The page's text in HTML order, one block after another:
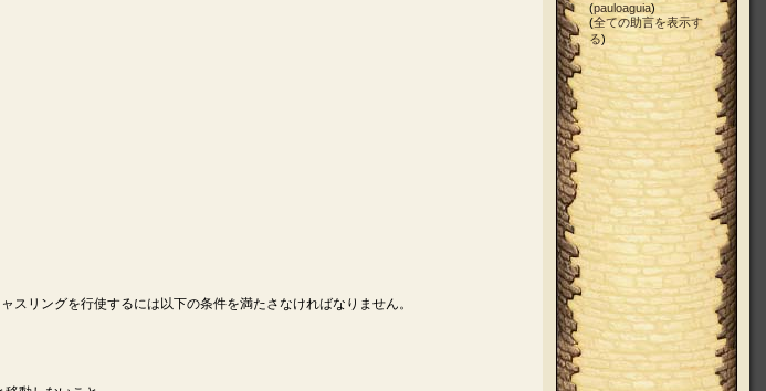
リングを行使するには以下の条件を満たさなければなりません。
(pauloaguia)
(全ての助言を表示す
る)